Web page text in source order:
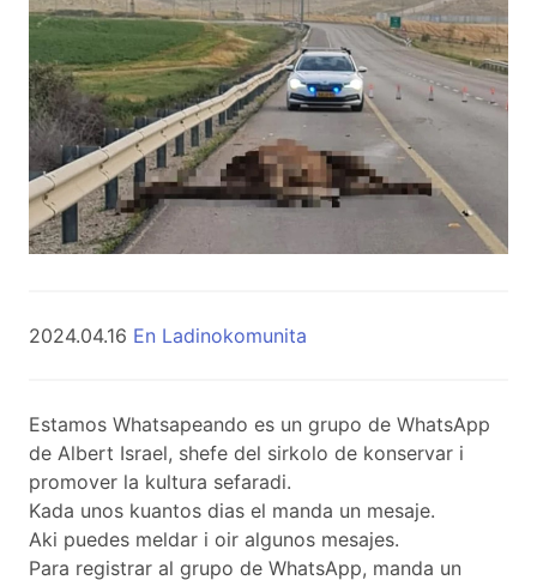
2024.04.16 En Ladinokomunita
Estamos Whatsapeando es un grupo de WhatsApp
de Albert Israel, shefe del sirkolo de konservar i
promover la kultura sefaradi.
Kada unos kuantos dias el manda un mesaje.
Aki puedes meldar i oir algunos mesajes.
Para registrar al grupo de WhatsApp, manda un